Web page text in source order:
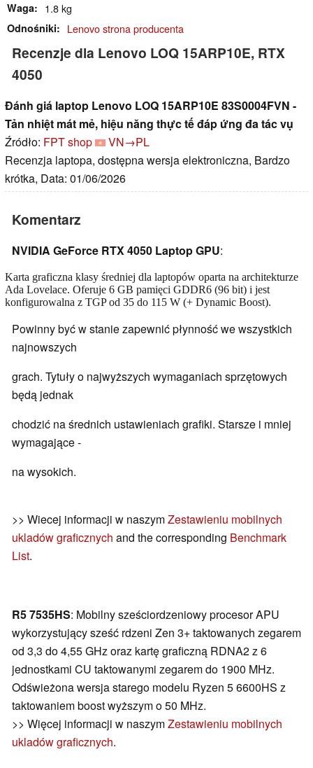
Waga 1.8 kg
Odnośniki Lenovo strona producenta
Recenzje dla Lenovo LOQ 15ARP10E, RTX
4050
Đánh giá laptop Lenovo LOQ 15ARP10E 83S0004FVN -
Tản nhiệt mát mẻ, hiệu năng thực tế đáp ứng đa tác vụ
Źródło: FPT shop
VN→PL
Recenzja laptopa, dostępna wersja elektroniczna, Bardzo
krótka, Data: 01/06/2026
Komentarz
NVIDIA GeForce RTX 4050 Laptop GPU:
Karta graficzna klasy średniej dla laptopów oparta na architekturze
Ada Lovelace. Oferuje 6 GB pamięci GDDR6 (96 bit) i jest
konfigurowalna z TGP od 35 do 115 W (+ Dynamic Boost).
Powinny być w stanie zapewnić płynność we wszystkich
najnowszych
grach. Tytuły o najwyższych wymaganiach sprzętowych
będą jednak
chodzić na średnich ustawieniach grafiki. Starsze i mniej
wymagające -
na wysokich.
>> Wiecej informacji w naszymZestawieniu mobilnych
ukladów graficznych and the corresponding Benchmark
List.
R5 7535HS: Mobilny sześciordzeniowy procesor APU
wykorzystujący sześć rdzeni Zen 3+ taktowanych zegarem
od 3,3 do 4,55 GHz oraz kartę graficzną RDNA2 z 6
jednostkami CU taktowanymi zegarem do 1900 MHz.
Odświeżona wersja starego modelu Ryzen 5 6600HS z
taktowaniem boost wyższym o 50 MHz.
>> Więcej informacji w naszymZestawieniu mobilnych
ukladów graficznych.